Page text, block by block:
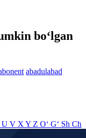
bo‘lgan
abadulabad
U V X Y Z O‘ G‘ Sh Ch